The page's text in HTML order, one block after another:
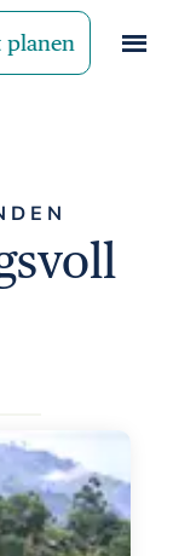
planen